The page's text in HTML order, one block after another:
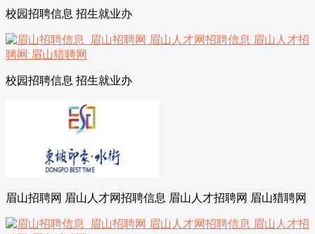
校园招聘信息 招生就业办
校园招聘信息 招生就业办
眉山招聘网 眉山人才网招聘信息 眉山人才招聘网 眉山猎聘网